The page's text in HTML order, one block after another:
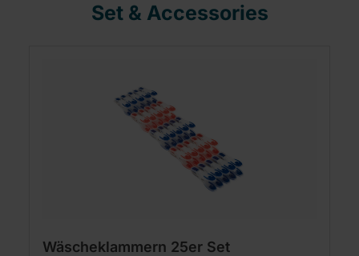
Set & Accessories
Wäscheklammern 25er Set